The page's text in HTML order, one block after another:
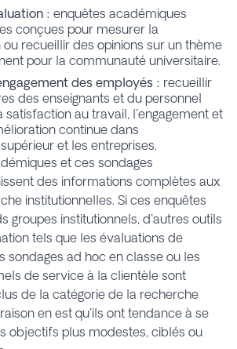
: enquêtes académiques
conçues pour mesurer la
recueillir des opinions sur un thème
pour la communauté universitaire.
des employés : recueillir
des enseignants et du personnel
satisfaction au travail, l'engagement et
continue dans
et les entreprises.
et ces sondages
des informations complètes aux
institutionnelles. Si ces enquêtes
groupes institutionnels, d'autres outils
tels que les évaluations de
sondages ad hoc en classe ou les
de service à la clientèle sont
de la catégorie de la recherche
en est qu'ils ont tendance à se
objectifs plus modestes, ciblés ou